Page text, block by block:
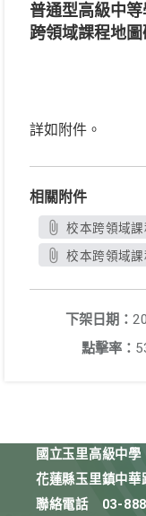
普通型高級中
跨領域課程地圖
詳如附件。
相關附件
校本跨領域
校本跨領域
下架日期：
點擊率：
國立玉里高級中學
花蓮縣玉里鎮中華
聯絡電話
03-